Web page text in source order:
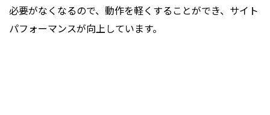
必要がなくなるので、動作を軽くすることができ、サイト
パフォーマンスが向上しています。